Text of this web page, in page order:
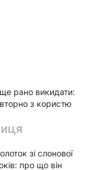
рано викидати:
з користю
зі слонової
про що він